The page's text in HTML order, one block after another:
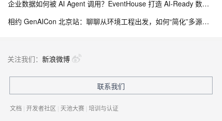
企业数据如何被 AI Agent 调用？EventHouse 打造 AI-Ready 数据底座
相约 GenAICon 北京站：聊聊从环境工程出发，如何“简化”多源实时上下文？
关注我们： 新浪微博
联系我们
文档 | 开发者社区 | 天池大赛 | 培训与认证